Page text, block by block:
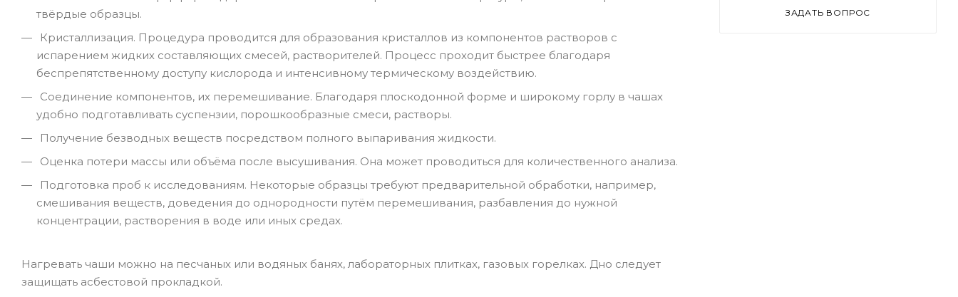
твёрдые образцы.
Кристаллизация. Процедура проводится для образования кристаллов из компонентов растворов с
испарением жидких составляющих смесей, растворителей. Процесс проходит быстрее благодаря
беспрепятственному доступу кислорода и интенсивному термическому воздействию.
Соединение компонентов, их перемешивание. Благодаря плоскодонной форме и широкому горлу в чашах
удобно подготавливать суспензии, порошкообразные смеси, растворы.
Получение безводных веществ посредством полного выпаривания жидкости.
Оценка потери массы или объёма после высушивания. Она может проводиться для количественного анализа.
Подготовка проб к исследованиям. Некоторые образцы требуют предварительной обработки, например,
смешивания веществ, доведения до однородности путём перемешивания, разбавления до нужной
концентрации, растворения в воде или иных средах.
Нагревать чаши можно на песчаных или водяных банях, лабораторных плитках, газовых горелках. Дно следует
защищать асбестовой прокладкой.
ЗАДАТЬ ВОПРОС